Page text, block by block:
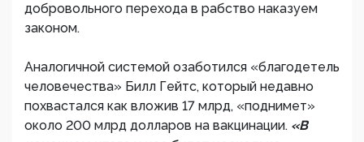
добровольного перехода в рабство наказуем
законом.
Аналогичной системой озаботился «благодетель
человечества» Билл Гейтс, который недавно
похвастался как вложив 17 млрд, «поднимет»
около 200 млрд долларов на вакцинации. «В